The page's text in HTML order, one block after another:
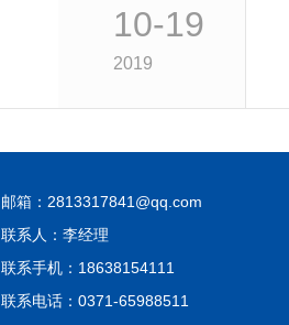
10-19
2019
邮箱：2813317841@qq.com
联系人：李经理
联系手机：18638154111
联系电话：0371-65988511